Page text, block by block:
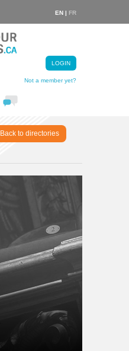
EN | FR
LOGIN
Not a member yet?
Back to directories